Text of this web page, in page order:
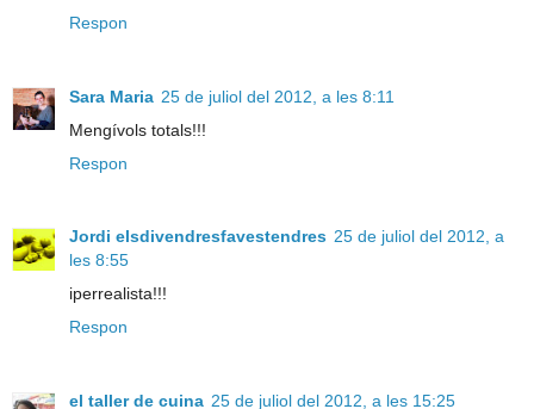
Respon
Sara Maria 25 de juliol del 2012, a les 8:11
Mengívols totals!!!
Respon
Jordi elsdivendresfavestendres 25 de juliol del 2012, a
les 8:55
iperrealista!!!
Respon
el taller de cuina 25 de juliol del 2012, a les 15:25